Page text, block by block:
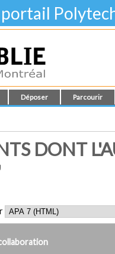
portail
Déposer Parcourir
DONT